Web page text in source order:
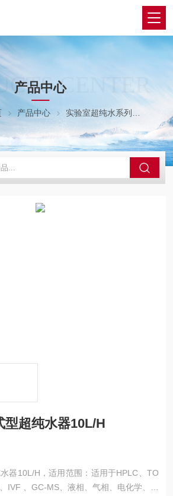
CENTER
产品中心
产品中心 实验室超纯水系列
型超纯水器10L/H
器10L/H，适用范围：适用于HPLC、TO
IVF 、GC-MS、液相、气相、电化学、细